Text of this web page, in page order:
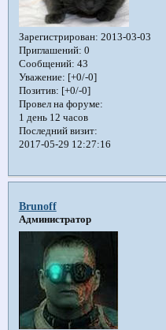
Зарегистрирован: 2013-03-03
Приглашений: 0
Сообщений: 43
Уважение: [+0/-0]
Позитив: [+0/-0]
Провел на форуме:
1 день 12 часов
Последний визит:
2017-05-29 12:27:16
Brunoff
Администратор